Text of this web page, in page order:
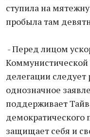
ступила на
пробыла там
- Перед лицом
делегации следует
однозначное
поддерживает
демократического
защищает себя и